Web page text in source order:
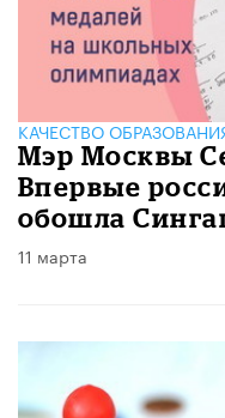
КАЧЕСТВО
​Мэр Москвы
Впервые
обошла
11 марта